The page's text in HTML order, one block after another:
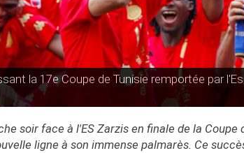
la 17e Coupe de Tunisie remportée par
soir face à l'ES Zarzis en finale de la Coupe
ligne à son immense palmarès. Ce